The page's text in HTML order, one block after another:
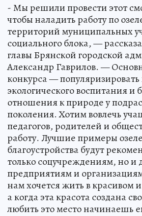
- Мы решили провести этот
чтобы наладить работу по
территорий муниципальных
социального блока, —
главы Брянской городской
Александр Гаврилов. —
конкурса —
экологического воспитания и
отношения к природе у
поколения. Хотим вовлечь
педагогов, родителей и
работу. Лучшие примеры
благоустройства будут
только соцучреждениям, но и
предприятиям и
нам хочется жить в красивом
а когда эта красота создана
любить это место начинаешь